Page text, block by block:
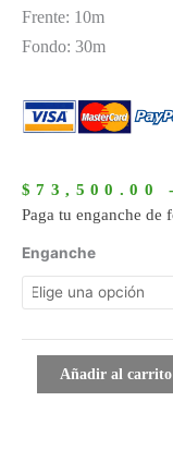
Frente: 10m
Fondo: 30m
$73,500.00 -
Paga tu enganche de
Enganche
661
cantidad
Añadir al carrito